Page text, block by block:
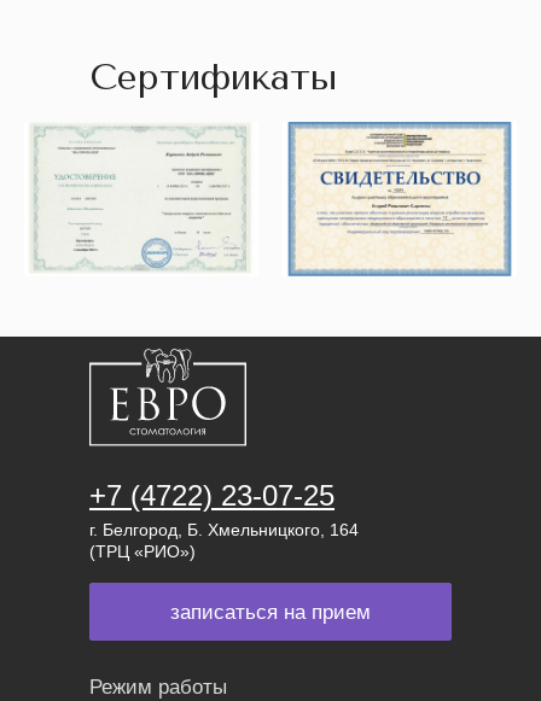
Сертификаты
Режим работы
г. Белгород, Б. Хмельницкого, 164
(ТРЦ «РИО»)
+7 (4722) 23-07-25
записаться на прием